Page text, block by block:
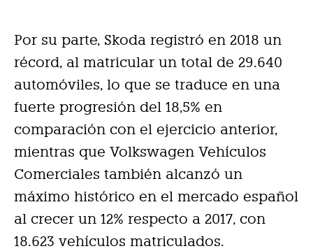
Por su parte, Skoda registró en 2018 un
récord, al matricular un total de 29.640
automóviles, lo que se traduce en una
fuerte progresión del 18,5% en
comparación con el ejercicio anterior,
mientras que Volkswagen Vehículos
Comerciales también alcanzó un
máximo histórico en el mercado español
al crecer un 12% respecto a 2017, con
18.623 vehículos matriculados.